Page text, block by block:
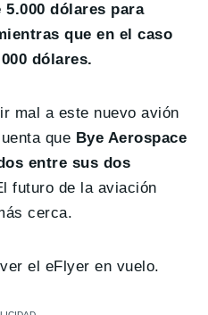
dólares para
que en el caso
dólares.
mal a este nuevo avión
que Bye Aerospace
entre sus dos
futuro de la aviación
cerca.
el eFlyer en vuelo.